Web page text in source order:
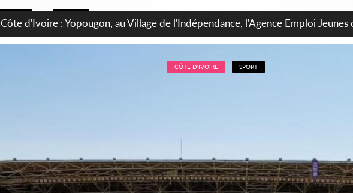
Côte d'Ivoire : CHU de Treichville, après la fronde, les agents contractuels
direction sur les arriérés du SMIG 2023
CÔTE D'IVOIRE SPORT